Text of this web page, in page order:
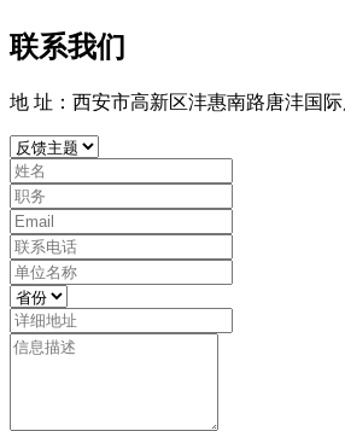
联系我们
地 址：西安市高新区沣惠南路唐沣国